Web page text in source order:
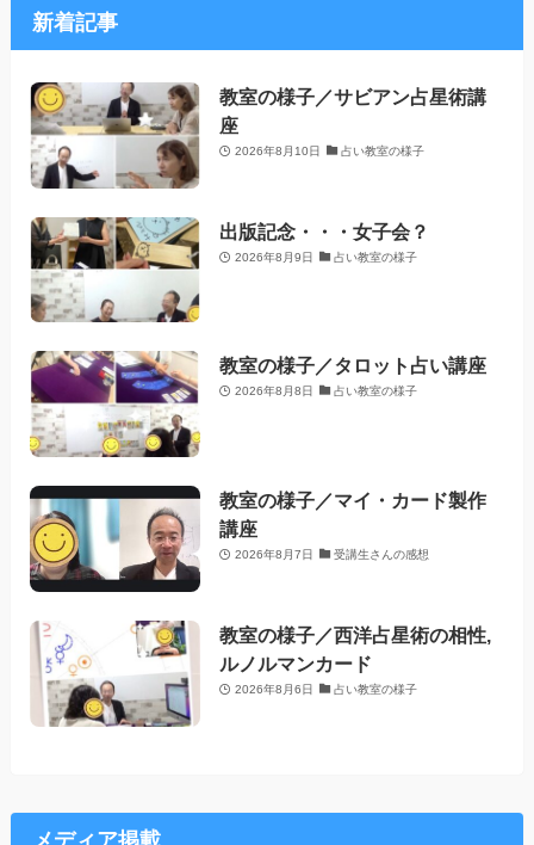
新着記事
教室の様子／サビアン占星術講
座
2026年8月10日 占い教室の様子
出版記念・・・女子会？
2026年8月9日 占い教室の様子
教室の様子／タロット占い講座
2026年8月8日 占い教室の様子
教室の様子／マイ・カード製作
講座
2026年8月7日 受講生さんの感想
教室の様子／西洋占星術の相性,
ルノルマンカード
2026年8月6日 占い教室の様子
メディア掲載